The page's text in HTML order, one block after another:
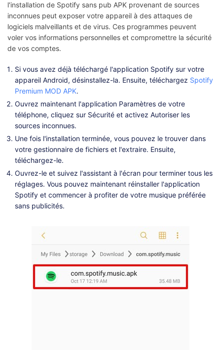
l'installation de Spotify sans pub APK provenant de sources
inconnues peut exposer votre appareil à des attaques de
logiciels malveillants et de virus. Ces programmes peuvent
voler vos informations personnelles et compromettre la sécurité
de vos comptes.
Si vous avez déjà téléchargé l'application Spotify sur votre
appareil Android, désinstallez-la. Ensuite, téléchargez Spotify
Premium MOD APK.
Ouvrez maintenant l'application Paramètres de votre
téléphone, cliquez sur Sécurité et activez Autoriser les
sources inconnues.
Une fois l'installation terminée, vous pouvez le trouver dans
votre gestionnaire de fichiers et l'extraire. Ensuite,
téléchargez-le.
Ouvrez-le et suivez l'assistant à l'écran pour terminer tous les
réglages. Vous pouvez maintenant réinstaller l'application
Spotify et commencer à profiter de votre musique préférée
sans publicités.